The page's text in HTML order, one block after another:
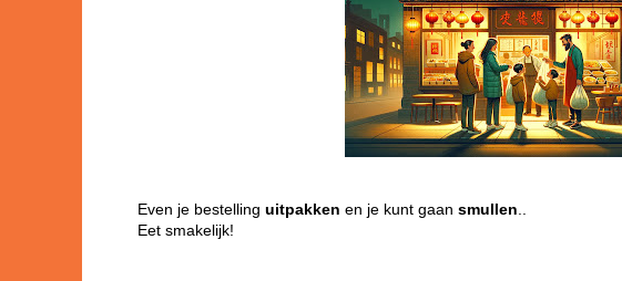
Even je bestellinguitpakken en je kunt gaansmullen
Eet smakelijk!